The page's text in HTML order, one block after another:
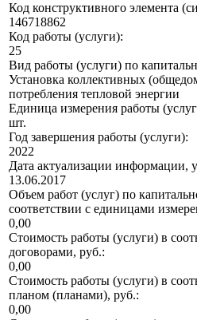
Код конструктивного элемента
146718862
Код работы (услуги):
25
Вид работы (услуги) по
Установка коллективных
потребления тепловой энергии
Единица измерения работы
шт.
Год завершения работы (услуги):
2022
Дата актуализации информации,
13.06.2017
Объем работ (услуг) по
соответствии с единицами
0,00
Стоимость работы (услуги) в
договорами, руб.:
0,00
Стоимость работы (услуги) в
планом (планами), руб.:
0,00